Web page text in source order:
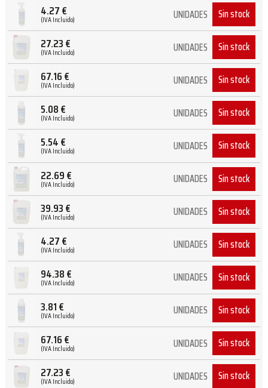
4.27€
(IVA Incluido) UNIDADES Sin stock
27.23€
(IVA Incluido) UNIDADES Sin stock
67.16€
(IVA Incluido) UNIDADES Sin stock
5.08€
(IVA Incluido) UNIDADES Sin stock
5.54€
(IVA Incluido) UNIDADES Sin stock
22.69€
(IVA Incluido) UNIDADES Sin stock
39.93€
(IVA Incluido) UNIDADES Sin stock
4.27€
(IVA Incluido) UNIDADES Sin stock
94.38€
(IVA Incluido) UNIDADES Sin stock
3.81€
(IVA Incluido) UNIDADES Sin stock
67.16€
(IVA Incluido) UNIDADES Sin stock
27.23€
(IVA Incluido) UNIDADES Sin stock